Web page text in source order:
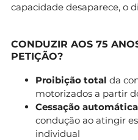
capacidade desaparece, o
CONDUZIR AOS 75
PETIÇÃO?
Proibição total da
motorizados a partir
Cessação automática
condução ao atingir
individual